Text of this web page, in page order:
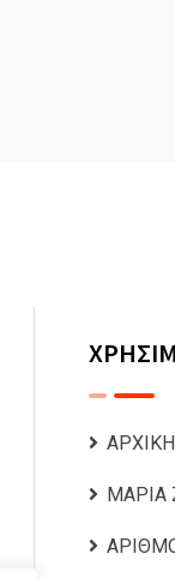
ΑΡΧΙΚΗ
ΜΑΡΙΑ